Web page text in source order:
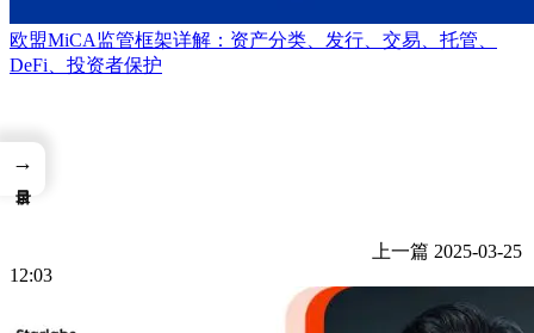
欧盟MiCA监管框架详解：资产分类、发行、交易、托管、
DeFi、投资者保护
上一篇 2025-03-25
12:03
→